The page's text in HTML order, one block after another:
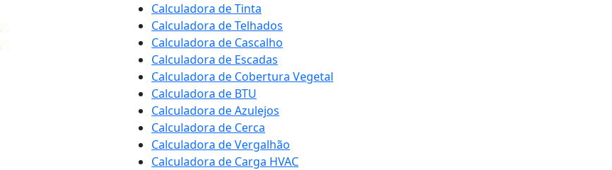
Calculadora de Tinta
Calculadora de Telhados
Calculadora de Cascalho
Calculadora de Escadas
Calculadora de Cobertura Vegetal
Calculadora de BTU
Calculadora de Azulejos
Calculadora de Cerca
Calculadora de Vergalhão
Calculadora de Carga HVAC